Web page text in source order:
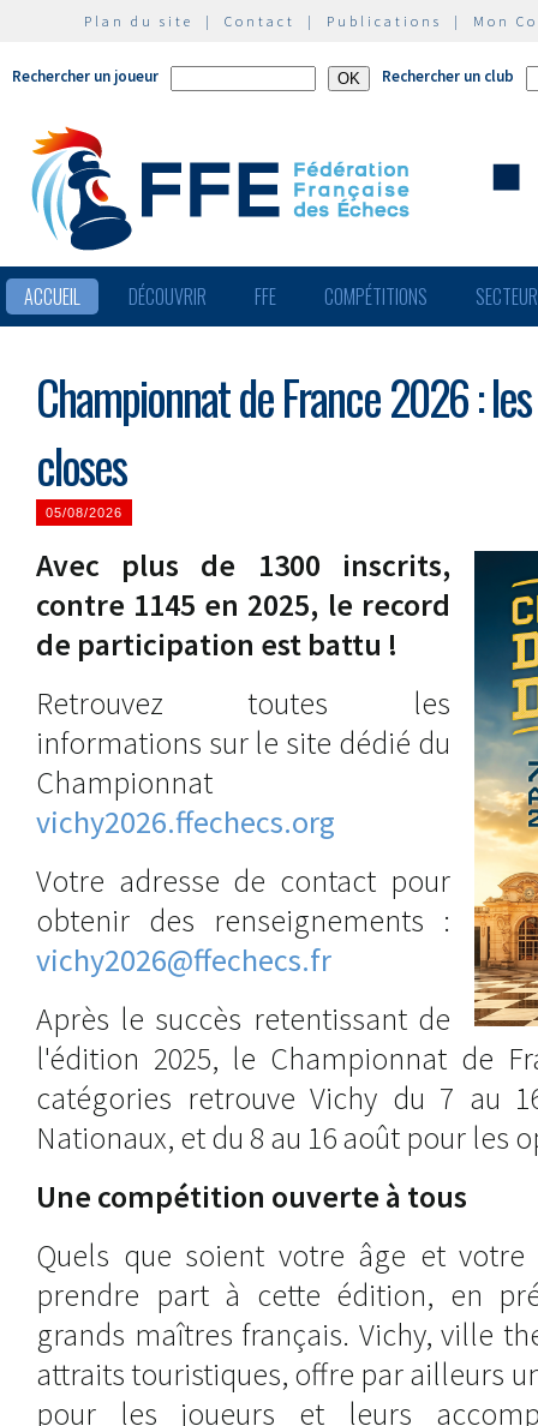
Plan du site | Contact | Publications | Mon
Rechercher un joueur Rechercher un club
ACCUEIL DÉCOUVRIR FFE COMPÉTITIONS
Championnat de France 2026 :
closes
05/08/2026
Avec plus de 1300 inscrits,
contre 1145 en 2025, le record
de participation est battu !
Retrouvez toutes les
informations sur le site dédié du
Championnat
vichy2026.ffechecs.org
Votre adresse de contact pour
obtenir des renseignements :
vichy2026@ffechecs.fr
Après le succès retentissant de
l'édition 2025, le Championnat de
catégories retrouve Vichy du 7 au
Nationaux, et du 8 au 16 août pour les
Une compétition ouverte à tous
Quels que soient votre âge et votre
prendre part à cette édition, en
grands maîtres français. Vichy, ville
attraits touristiques, offre par ailleurs
pour les joueurs et leurs